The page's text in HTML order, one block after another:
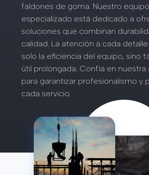
faldones de goma. Nuestro equipo
especializado está dedicado a
soluciones que combinan
calidad. La atención a cada
solo la eficiencia del equipo, sino
útil prolongada. Confía en nuestra
para garantizar profesionalismo y
cada servicio.